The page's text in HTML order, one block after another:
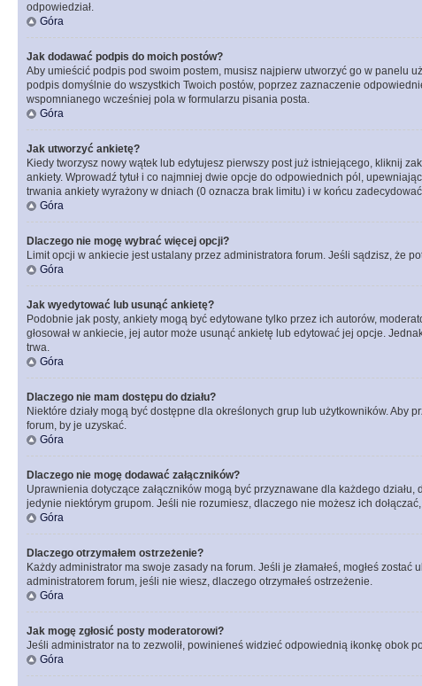
odpowiedział.
Góra
Jak dodawać podpis do moich postów?
Aby umieścić podpis pod swoim postem, musisz najpierw utworzyć go w panelu
podpis domyślnie do wszystkich Twoich postów, poprzez zaznaczenie
wspomnianego wcześniej pola w formularzu pisania posta.
Góra
Jak utworzyć ankietę?
Kiedy tworzysz nowy wątek lub edytujesz pierwszy post już istniejącego, kliknij
ankiety. Wprowadź tytuł i co najmniej dwie opcje do odpowiednich pól,
trwania ankiety wyrażony w dniach (0 oznacza brak limitu) i w końcu
Góra
Dlaczego nie mogę wybrać więcej opcji?
Limit opcji w ankiecie jest ustalany przez administratora forum. Jeśli sądzisz, że
Góra
Jak wyedytować lub usunąć ankietę?
Podobnie jak posty, ankiety mogą być edytowane tylko przez ich autorów,
głosował w ankiecie, jej autor może usunąć ankietę lub edytować jej opcje.
trwa.
Góra
Dlaczego nie mam dostępu do działu?
Niektóre działy mogą być dostępne dla określonych grup lub użytkowników.
forum, by je uzyskać.
Góra
Dlaczego nie mogę dodawać załączników?
Uprawnienia dotyczące załączników mogą być przyznawane dla każdego
jedynie niektórym grupom. Jeśli nie rozumiesz, dlaczego nie możesz ich
Góra
Dlaczego otrzymałem ostrzeżenie?
Każdy administrator ma swoje zasady na forum. Jeśli je złamałeś, mogłeś
administratorem forum, jeśli nie wiesz, dlaczego otrzymałeś ostrzeżenie.
Góra
Jak mogę zgłosić posty moderatorowi?
Jeśli administrator na to zezwolił, powinieneś widzieć odpowiednią ikonkę obok
Góra